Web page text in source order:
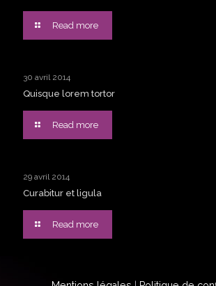
Read more
30 avril 2014
Quisque lorem tortor
Read more
29 avril 2014
Curabitur et ligula
Read more